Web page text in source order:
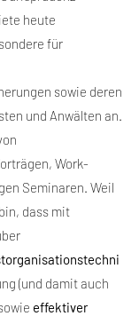
heute
für
sowie deren
und Anwälten an.
Work-
Seminaren. Weil
dass mit
(und damit auch
effektiver